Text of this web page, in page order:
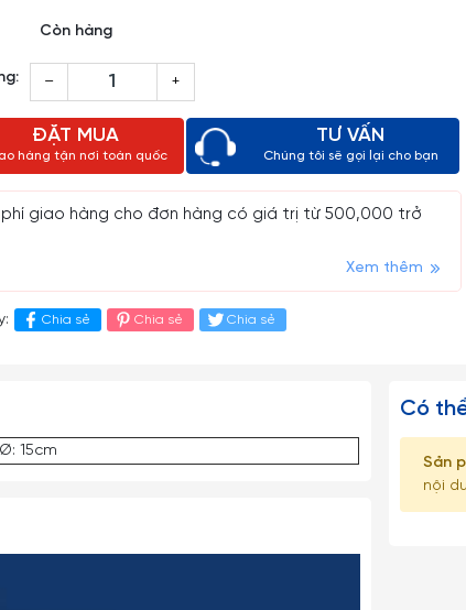
Còn hàng
– +
ĐẶT MUA
hàng tận nơi toàn quốc
TƯ VẤN
Chúng tôi sẽ gọi lại cho bạn
phí giao hàng cho đơn hàng có giá trị từ 500,000 trở
Xem thêm
Chia sẻ Chia sẻ Chia sẻ
Ø: 15cm
Có
Sản
nội